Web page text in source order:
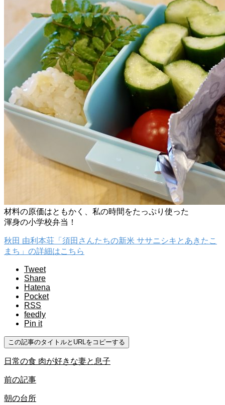
材料の原価はともかく、私の時間をたっぷり使った
渾身の小学校弁当！
秋田 由利本荘「須田さんたちの新米 ササニシキとあきたこ
まち」の詳細はこちら
Tweet
Share
Hatena
Pocket
RSS
feedly
Pin it
この記事のタイトルとURLをコピーする
日常の食 肉が好きな妻と息子
前の記事
朝の台所